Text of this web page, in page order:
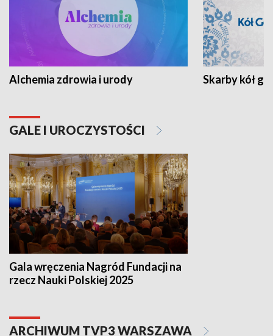
Alchemia zdrowia i urody Skarby kół
GALE I UROCZYSTOŚCI
Gala wręczenia Nagród Fundacji na
rzecz Nauki Polskiej 2025
ARCHIWUM TVP3 WARSZAWA